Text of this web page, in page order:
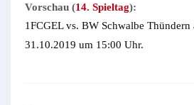
Vorschau (14. Spieltag):
1FCGEL vs. BW Schwalbe Thündern
31.10.2019 um 15:00 Uhr.